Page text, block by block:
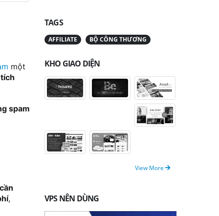
một
tích
spam
,
TAGS
AFFILIATE BỘ CÔNG THƯƠNG
KHO GIAO DIỆN
View More
VPS NÊN DÙNG